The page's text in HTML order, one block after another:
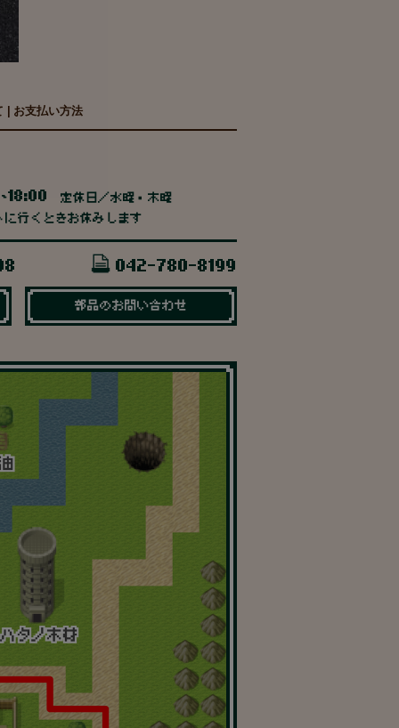
お支払い方法
~18:00 定休日／水曜・木曜
に行くときお休みします
042-780-8199
部品のお問い合わせ